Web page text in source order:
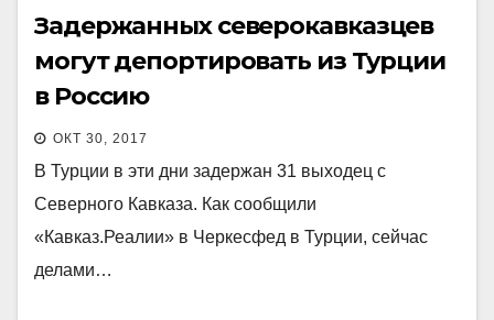
Задержанных северокавказцев
могут депортировать из Турции
в Россию
ОКТ 30, 2017
В Турции в эти дни задержан 31 выходец с
Северного Кавказа. Как сообщили
«Кавказ.Реалии» в Черкесфед в Турции, сейчас
делами…